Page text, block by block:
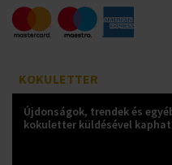
KOKULETTER
Újdonságok, trendek és
kokuletter küldésével